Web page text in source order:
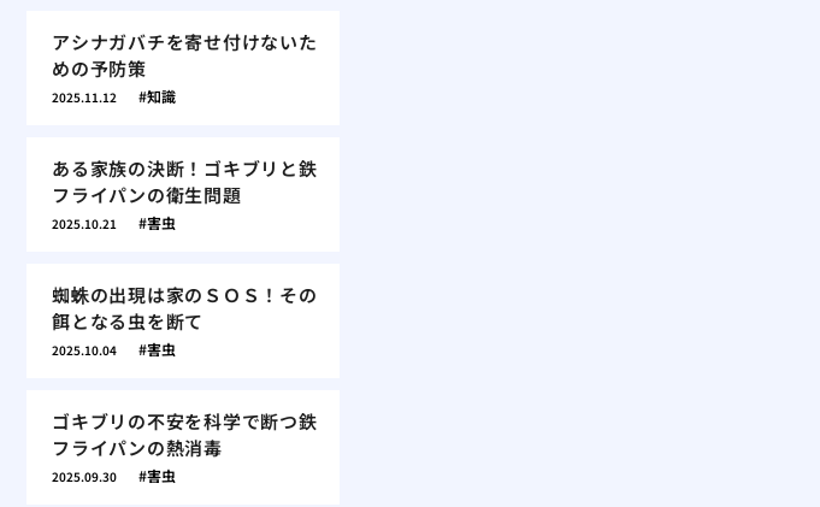
アシナガバチを寄せ付けないた
めの予防策
2025.11.12 知識
ある家族の決断！ゴキブリと鉄
フライパンの衛生問題
2025.10.21 害虫
蜘蛛の出現は家のＳＯＳ！その
餌となる虫を断て
2025.10.04 害虫
ゴキブリの不安を科学で断つ鉄
フライパンの熱消毒
2025.09.30 害虫